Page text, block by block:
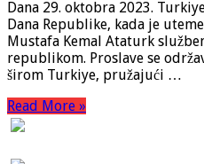
Dana 29. oktobra 2023.
Dana Republike, kada je
Mustafa Kemal Ataturk
republikom. Proslave se
širom Turkiye, pružajući …
Read More »